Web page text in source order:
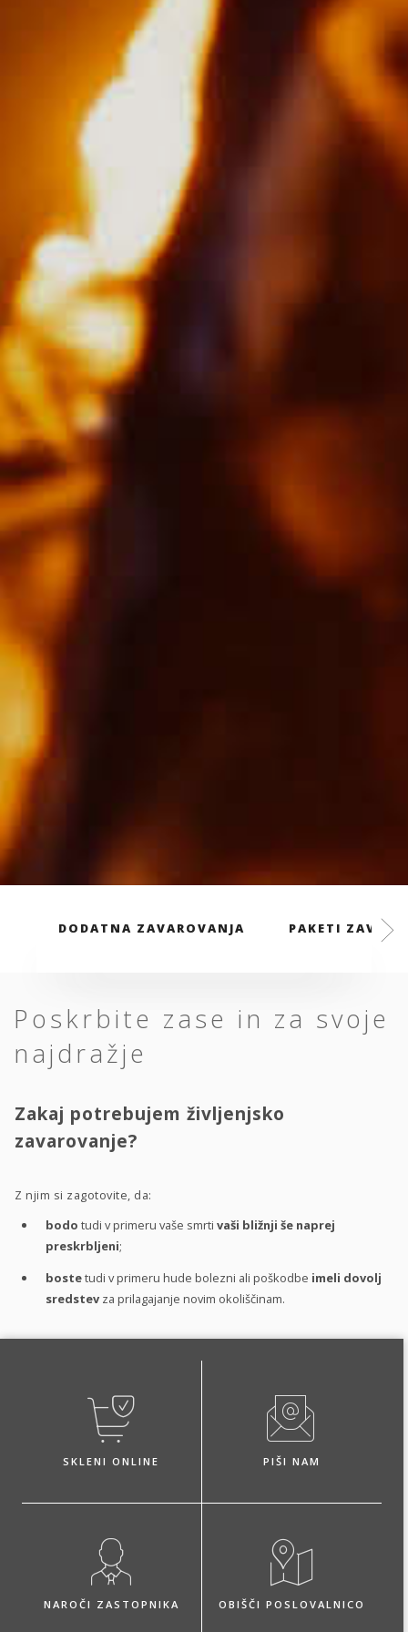
DODATNA ZAVAROVANJA PAKETI
Poskrbite zase in za svoje
najdražje
Zakaj potrebujem življenjsko
zavarovanje?
Z njim si zagotovite, da:
bodo tudi v primeru vaše smrti vaši bližnji še naprej
preskrbljeni;
bostetudi v primeru hude bolezni ali poškodbe imeli dovolj
sredstev za prilagajanje novim okoliščinam.
SKLENI ONLINE PIŠI NAM
NAROČI ZASTOPNIKA OBIŠČI POSLOVALNICO